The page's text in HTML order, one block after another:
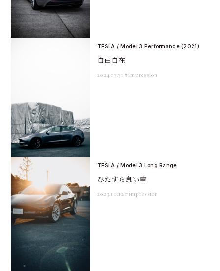
TESLA / Model 3 Performance (2021)
自由自在
2024.03.31 #impression
TESLA / Model 3 Long Range
ひたすら良い車
2023.11.12#impression